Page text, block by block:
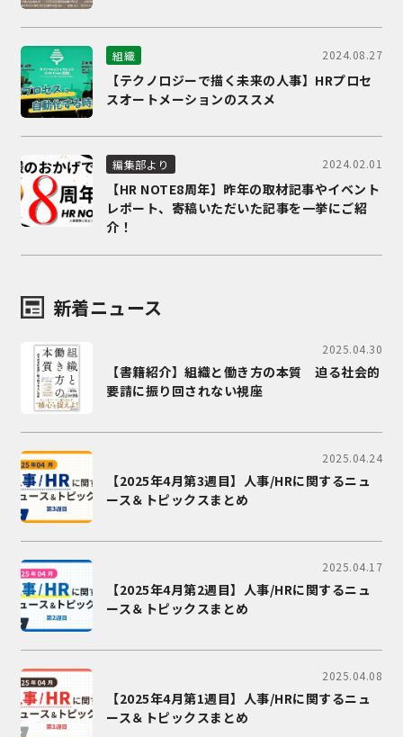
組織 2024.08.27
【テクノロジーで描く未来の人事】HRプロセ
スオートメーションのススメ
編集部より 2024.02.01
【HR NOTE8周年】昨年の取材記事やイベント
レポート、寄稿いただいた記事を一挙にご紹
介！
新着ニュース
2025.04.30
【書籍紹介】組織と働き方の本質 迫る社会的
要請に振り回されない視座
2025.04.24
【2025年4月第3週目】人事/HRに関するニュ
ース＆トピックスまとめ
2025.04.17
【2025年4月第2週目】人事/HRに関するニュ
ース＆トピックスまとめ
2025.04.08
【2025年4月第1週目】人事/HRに関するニュ
ース＆トピックスまとめ